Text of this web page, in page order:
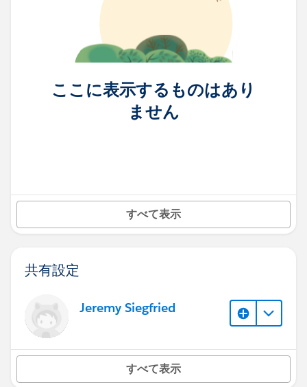
ここに表示するものはあり
ません
すべて表示
共有設定
Jeremy Siegfried
すべて表示